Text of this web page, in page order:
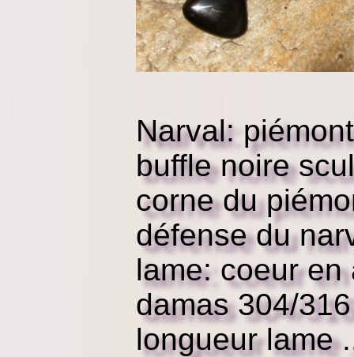
Narval:
buffle noire
corne du
défense du
lame: coeur
damas 304/316
longueur lame